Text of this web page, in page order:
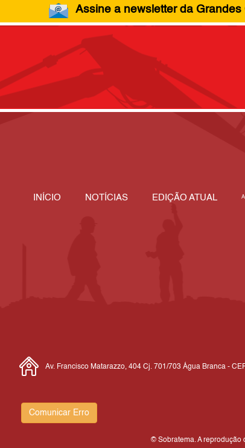
Assine a newsletter da
INÍCIO NOTÍCIAS EDIÇÃO ATUAL
Av. Francisco Matarazzo, 404 Cj. 701/703 Água Branca -
Comunicar Erro
© Sobratema. A reprodução